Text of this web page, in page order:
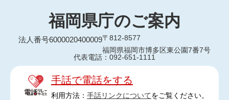
福岡県庁のご案内
法人番号6000020400009〒812-8577
福岡県福岡市博多区東公園7番7号
代表電話：092-651-1111
手話で電話をする
利用方法： 手話リンクについてをご覧ください。